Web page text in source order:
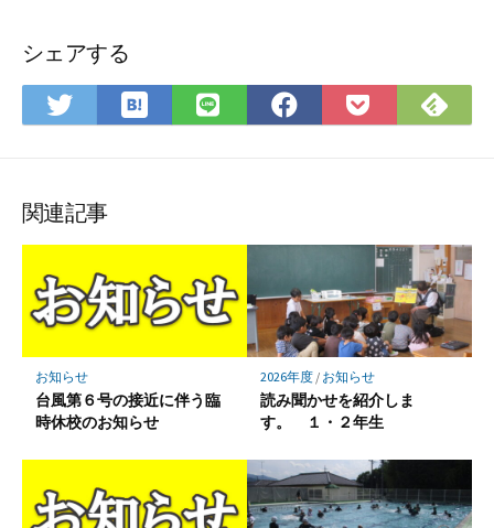
シェアする
Twitter
で
ア
は
て
ク
ー
ク
保
存
LINE
で
Facebook
で
Pocket
に
で
関連記事
お知らせ
台風第６号の接近に伴う臨
時休校のお知らせ
2026年度/ お知らせ
読み聞かせを紹介しま
す。 １・２年生